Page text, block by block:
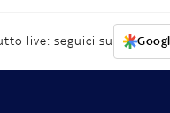
live: seguici su